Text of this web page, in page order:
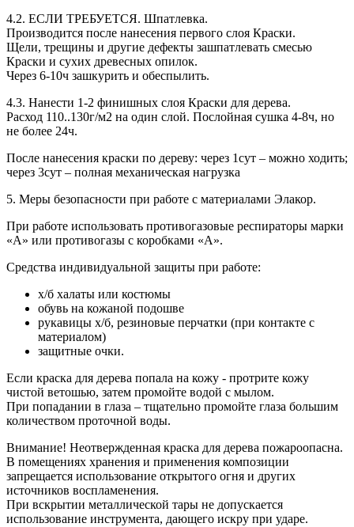
4.2. ЕСЛИ ТРЕБУЕТСЯ. Шпатлевка.
Производится после нанесения первого слоя Краски.
Щели, трещины и другие дефекты зашпатлевать смесью
Краски и сухих древесных опилок.
Через 6-10ч зашкурить и обеспылить.
4.3. Нанести 1-2 финишных слоя Краски для дерева.
Расход 110..130г/м2 на один слой. Послойная сушка 4-8ч, но
не более 24ч.
После нанесения краски по дереву: через 1сут – можно ходить;
через 3сут – полная механическая нагрузка
5. Меры безопасности при работе с материалами Элакор.
При работе использовать противогазовые респираторы марки
«А» или противогазы с коробками «А».
Средства индивидуальной защиты при работе:
х/б халаты или костюмы
обувь на кожаной подошве
рукавицы х/б, резиновые перчатки (при контакте с
материалом)
защитные очки.
Если краска для дерева попала на кожу - протрите кожу
чистой ветошью, затем промойте водой с мылом.
При попадании в глаза – тщательно промойте глаза большим
количеством проточной воды.
Внимание! Неотвержденная краска для дерева пожароопасна.
В помещениях хранения и применения композиции
запрещается использование открытого огня и других
источников воспламенения.
При вскрытии металлической тары не допускается
использование инструмента, дающего искру при ударе.